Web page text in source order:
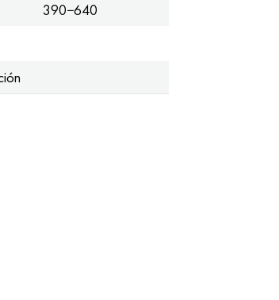
390−640